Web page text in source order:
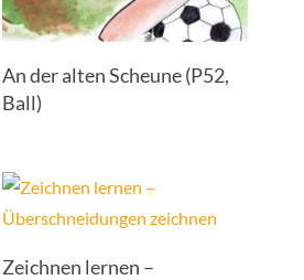
An der alten Scheune (P52,
Ball)
Zeichnen lernen –